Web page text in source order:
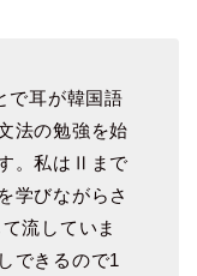
で耳が韓国語
法の勉強を始
。私はⅡまで
学びながらさ
流していま
できるので1